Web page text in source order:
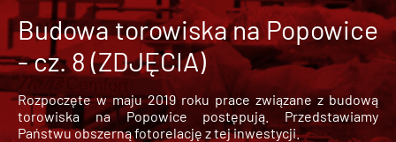
Budowa torowiska na Popowice
- cz. 8 (ZDJĘCIA)
Rozpoczęte w maju 2019 roku prace związane z budową
torowiska na Popowice
postępują. Przedstawiamy
Państwu obszerną fotorelację z tej inwestycji.